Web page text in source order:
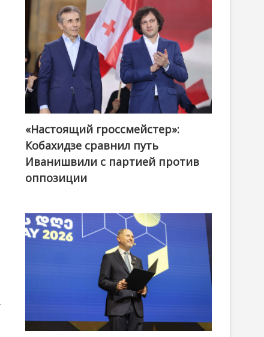
@ქართული ოცნება / Georgian Dream
«Настоящий гроссмейстер»:
Кобахидзе сравнил путь
Иванишвили с партией против
оппозиции